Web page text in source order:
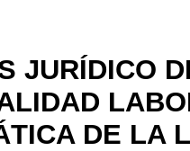
JURÍDICO
DE LA